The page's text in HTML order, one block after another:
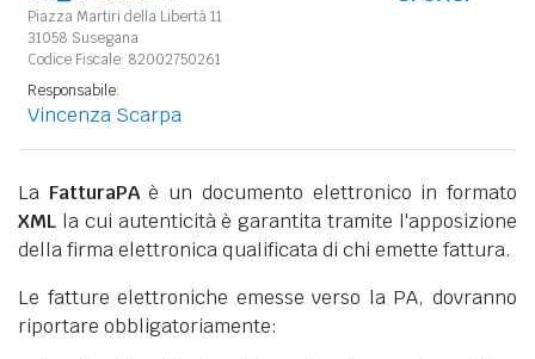
Piazza Martiri della Libertà 11
31058 Susegana
Codice Fiscale: 82002750261
Responsabile:
Vincenza Scarpa
La FatturaPAè un documento elettronico in formato
XML la cui autenticità è garantita tramite l'apposizione
della firma elettronica qualificata di chi emette fattura.
Le fatture elettroniche emesse verso la PA, dovranno
riportare obbligatoriamente: